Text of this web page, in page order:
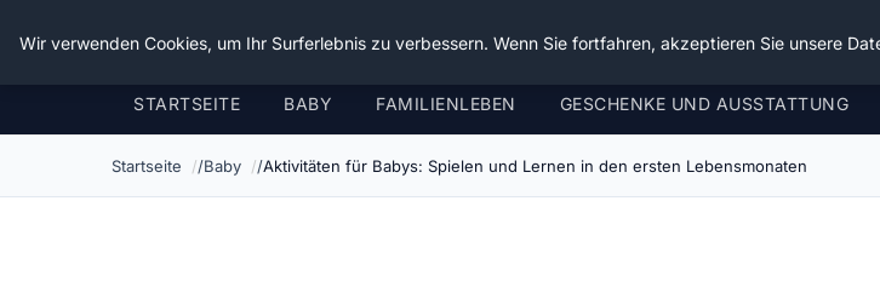
Verflixt-und-aufgetrennt.de
STARTSEITE BABY FAMILIENLEBEN GESCHENKE UND AUSSTATTUNG
Startseite Baby Aktivitäten für Babys: Spielen und Lernen in den ersten Lebensmonaten
Wir verwenden Cookies, um Ihr Surferlebnis zu verbessern. Wenn Sie fortfahren, akzeptieren Sie unsere